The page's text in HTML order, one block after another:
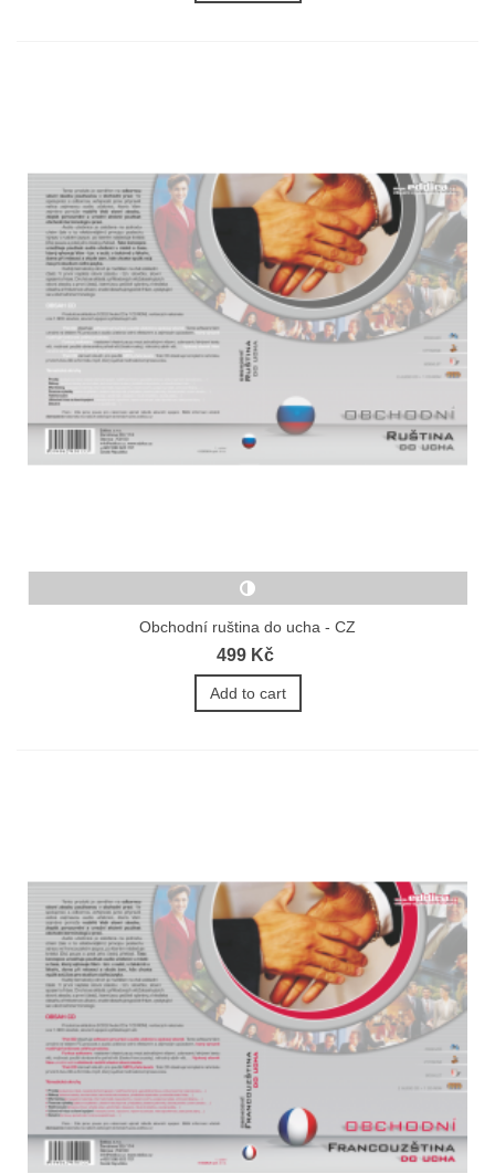
Obchodní ruština do ucha - CZ
499 Kč
Add to cart